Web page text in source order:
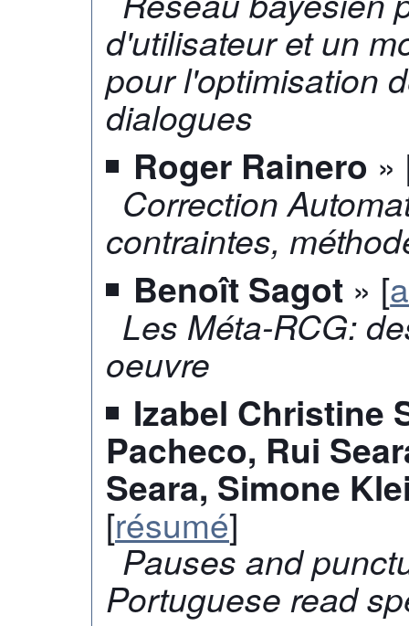
d'utilisateur et un
pour l'optimisation
dialogues
Roger Rainero »
Correction
contraintes,
Benoît Sagot » [
Les Méta-RCG:
oeuvre
Izabel Christine
Pacheco, Rui
Seara, Simone
[résumé]
Pauses and
Portuguese read